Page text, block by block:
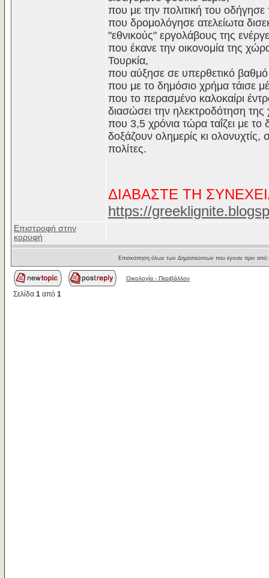
που με την πολιτική του
που δρομολόγησε ατελείωτα
"εθνικούς" εργολάβους της
που έκανε την οικονομία της
Τουρκία,
που αύξησε σε υπερθετικό
που με το δημόσιο χρήμα τάισε
που το περασμένο καλοκαίρι
διασώσει την ηλεκτροδότηση
που 3,5 χρόνια τώρα ταΐζει με
δοξάζουν ολημερίς κι
πολίτες.
ΔΙΑΒΑΣΤΕ ΤΗ
https://
Επιστροφή στην
κορυφή
Επισκόπηση όλων των Δημοσιεύσεων που έγιναν πριν
Οικολογία - Περιβάλλον
Σελίδα 1 από 1